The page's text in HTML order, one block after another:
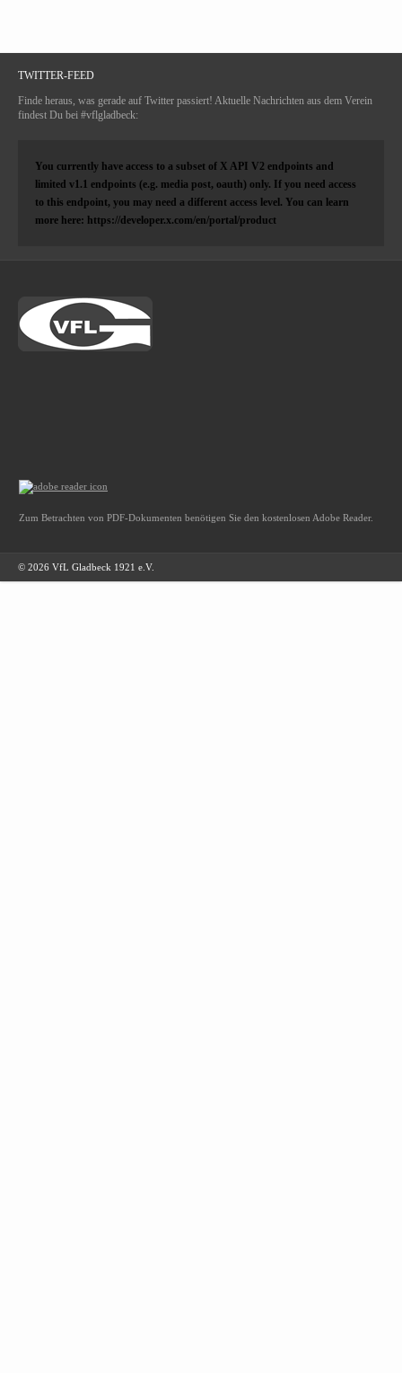
TWITTER-FEED
Finde heraus, was gerade auf Twitter passiert! Aktuelle Nachrichten aus dem Verein
findest Du bei #vflgladbeck:
You currently have access to a subset of X API V2 endpoints and
limited v1.1 endpoints (e.g. media post, oauth) only. If you need access
to this endpoint, you may need a different access level. You can learn
more here: https://developer.x.com/en/portal/product
Zum Betrachten von PDF-Dokumenten benötigen Sie den kostenlosen Adobe Reader.
© 2026 VfL Gladbeck 1921 e.V.